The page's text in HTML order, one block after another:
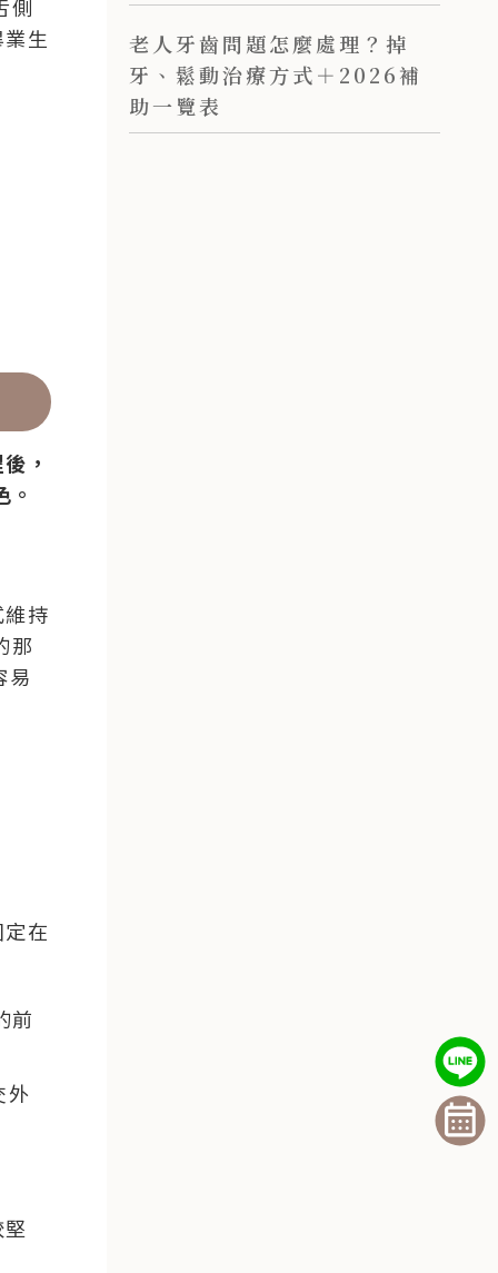
側
生
，
持
那
易
在
前
外
老人牙齒問題怎麼處理？掉
牙、鬆動治療方式＋2026補
助一覽表